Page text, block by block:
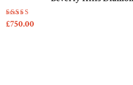
Rated
5.00out
£75000